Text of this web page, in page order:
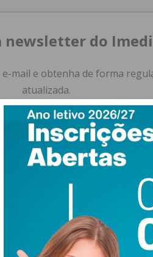
newsletter do
mail e obtenha de forma
atualizada.
com os termos e condições